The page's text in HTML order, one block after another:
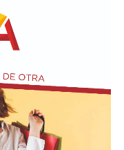
este viernes 7 de
cuentos de
infantiles a